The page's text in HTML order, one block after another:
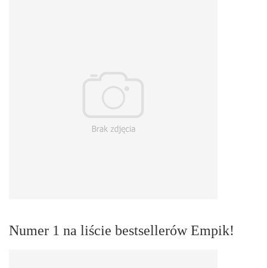
Numer 1 na liście bestsellerów Empik!